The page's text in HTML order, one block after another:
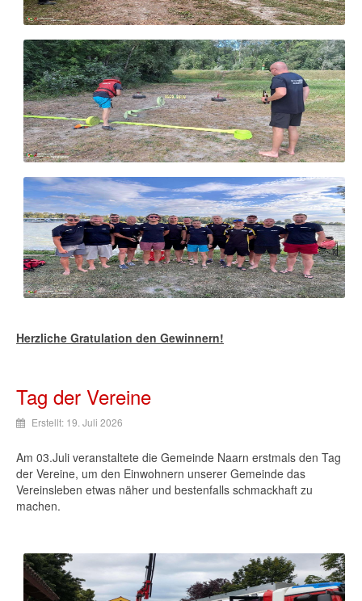
Herzliche Gratulation den Gewinnern!
Tag der Vereine
Erstellt: 19. Juli 2026
Am 03.Juli veranstaltete die Gemeinde Naarn erstmals den Tag
der Vereine, um den Einwohnern unserer Gemeinde das
Vereinsleben etwas näher und bestenfalls schmackhaft zu
machen.